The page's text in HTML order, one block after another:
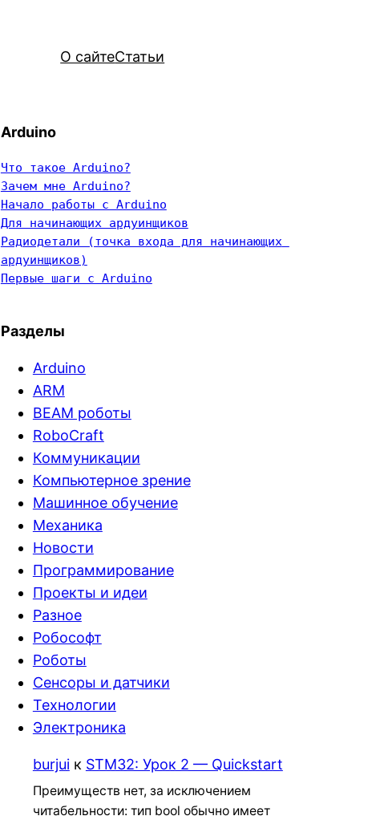
О сайтеСтатьи
Arduino
Что такое Arduino?
Зачем мне Arduino?
Начало работы с Arduino
Для начинающих ардуинщиков
Радиодетали (точка входа для начинающих
ардуинщиков)
Первые шаги с Arduino
Разделы
Arduino
ARM
BEAM роботы
RoboCraft
Коммуникации
Компьютерное зрение
Машинное обучение
Механика
Новости
Программирование
Проекты и идеи
Разное
Робософт
Роботы
Сенсоры и датчики
Технологии
Электроника
burjuiк STM32: Урок 2 — Quickstart
Преимуществ нет, за исключением
читабельности: тип bool обычно имеет